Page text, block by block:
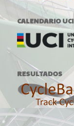
CALENDARIO UCI
RESULTADOS